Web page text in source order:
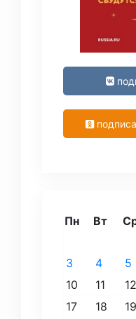
Пн Вт
3
4 5
10
11 12
17
18 19